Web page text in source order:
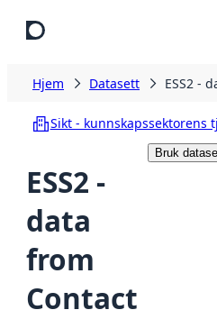
Hjem Datasett ESS2 -
Sikt - kunnskapssektorens
ESS2 -
data
from
Contact
Bruk